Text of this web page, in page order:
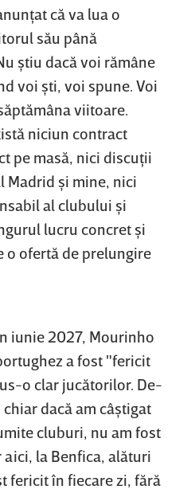
că va lua o
său până
ştiu dacă voi rămâne
voi şti, voi spune. Voi
viitoare.
niciun contract
pe masă, nici discuţii
Madrid şi mine, nici
al clubului şi
lucru concret şi
o ofertă de prelungire
iunie 2027, Mourinho
a fost "fericit
o clar jucătorilor. De-
dacă am câştigat
cluburi, nu am fost
la Benfica, alături
fericit în fiecare zi, fără